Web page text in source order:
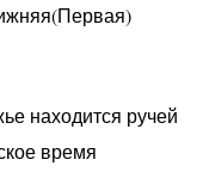
находится ручей
время